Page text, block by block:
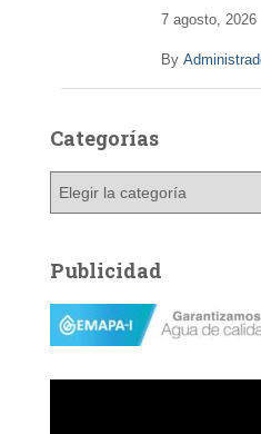
7 agosto, 2026
By
Categorías
g
o
a
Publicidad